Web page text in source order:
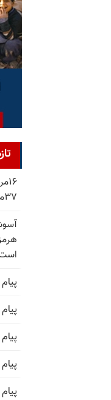
۳۷مجاهد در اوین
پیام
پیام
پیام